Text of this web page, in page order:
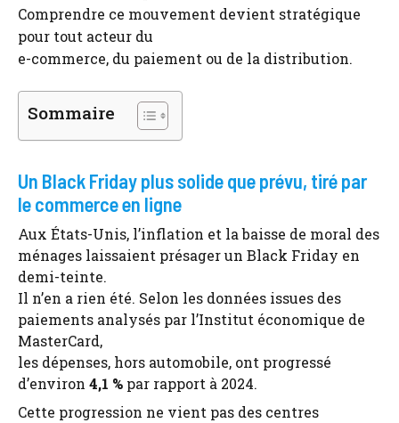
Comprendre ce mouvement devient stratégique
pour tout acteur du
e-commerce, du paiement ou de la distribution.
Sommaire
Un Black Friday plus solide que prévu, tiré par
le commerce en ligne
Aux États-Unis, l’inflation et la baisse de moral des
ménages laissaient présager un Black Friday en
demi-teinte.
Il n’en a rien été. Selon les données issues des
paiements analysés par l’Institut économique de
MasterCard,
les dépenses, hors automobile, ont progressé
d’environ 4,1 % par rapport à 2024.
Cette progression ne vient pas des centres